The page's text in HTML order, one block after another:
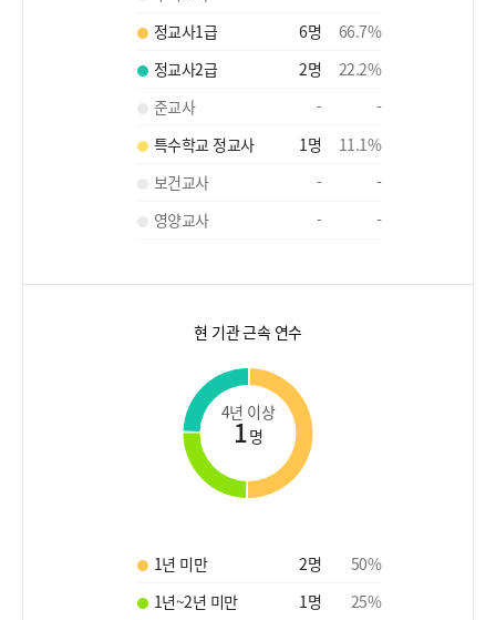
정교사1급
6명 66.7%
정교사2급
2명 22.2%
준교사
-
-
특수학교 정교사
1명 11.1%
보건교사
-
-
영양교사
- -
현 기관 근속 연수
4년 이상
1명
1년 미만 2명 50%
1년~2년 미만
1명 25%